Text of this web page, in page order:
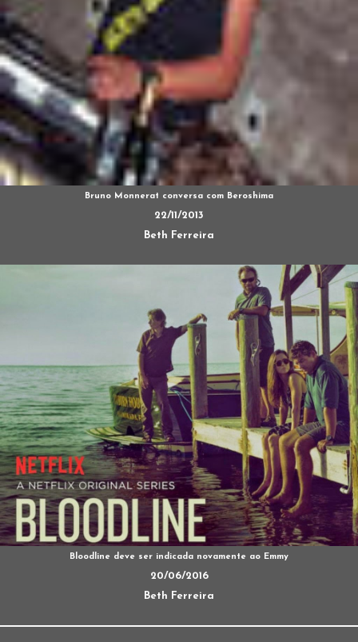
Bruno Monnerat conversa com Beroshima
22/11/2013
Beth Ferreira
Bloodline deve ser indicada novamente ao Emmy
20/06/2016
Beth Ferreira